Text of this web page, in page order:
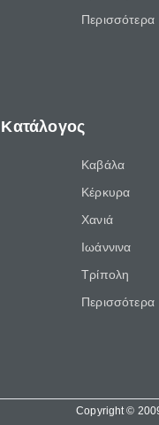
Περισσότερα
Καβάλα
Κέρκυρα
Χανιά
Ιωάννινα
Τρίπολη
Περισσότερα
Copyright ©